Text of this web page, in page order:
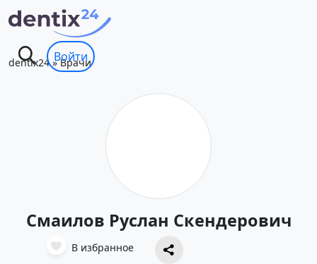
Войти
dentix24»Врачи
Смаилов Руслан Скендерович
В избранное